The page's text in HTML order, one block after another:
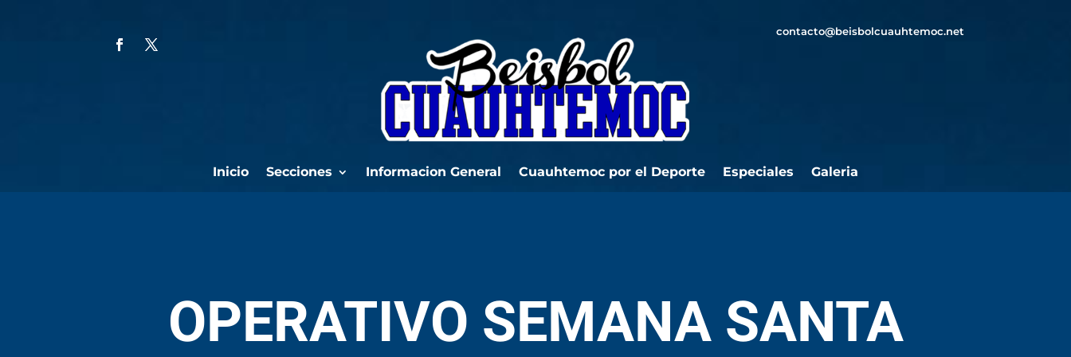
contacto@beisbolcuauhtemoc.net
Inicio Secciones Informacion General Cuauhtemoc por el Deporte Especiales Galeria
OPERATIVO SEMANA SANTA